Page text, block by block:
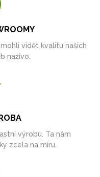
vidět kvalitu našich
naživo.
výrobu. Ta nám
zcela na míru.